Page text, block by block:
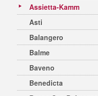
Assietta-Kamm
Asti
Balangero
Balme
Baveno
Benedicta